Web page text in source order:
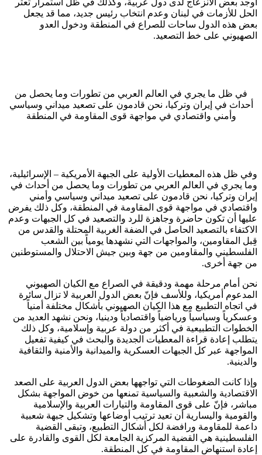
أوجد بعض الانزعاج لدى دول عربية، وكذلك في ظل استمرار تعثّر
الحل للأزمات في لبنان وعدم انتخاب رئيس جديد، مما قد يجعل
بعض هذه الدول ساحات للصراع في المنطقة ودخول العدو
الصهيوني على خط التصعيد.
في ظل ما يجري في العالم العربي من تطورات وما يحصل من
أحداث في إيران وتركيا، نحن قادمون على تصعيد ميداني وسياسي
وأمني واقتصادي في مواجهة قوى المقاومة في المنطقة
وفي ظل هذه المعطيات الأولية على الجبهة الأمريكية – الإسرائيلية،
وما يجري في العالم العربي من تطورات وما يحصل من أحداث في
إيران وتركيا، نحن قادمون على تصعيد ميداني وسياسي وأمني
واقتصادي في مواجهة قوى المقاومة في المنطقة، وكل ذلك يفرض
عليها أن تكون حاضرة وجاهزة للرد والتصعيد في كل الجبهات وعدم
الاكتفاء بالتصعيد الحاصل في الضفة الغربية المحتلة والقدس من
قِبل المقاومين، والمواجهات التي نشهدها يومياً بين الشعب
الفلسطيني والمقاومين من جهة وبين جيش الاحتلال والمستوطنين
من جهة أخرى.
نحن أمام مرحلة مهمة ودقيقة في الصراع مع الكيان الصهيوني
المدعوم أمريكيا، وللأسف فإنّ بعض الدول العربية لا تزال سائرة
في اتجاه التطبيع مع هذا الكيان الصهيوني بأشكال مختلفة أمنياً
وعسكرياً وسياسياً ورياضياً واقتصادياً ودينيا، ونحن نشهد العديد من
الخطوات التطبيعية في أكثر من دولة عربية وإسلامية، وكل ذلك
يتطلب إعادة قراءة المعطيات الجديدة والبحث في كيفية تفعيل
المواجهة عبر كل الجبهات العسكرية والميدانية والأمنية والثقافية
والدينية.
وإذا كانت الضغوطات التي تواجهها بعض الدول العربية على الصعد
الاقتصادية والشعبية والسياسية تمنعها من خوض المواجهة بشكل
مباشر، فإنّ على قوى المقاومة والتيارات العربية والإسلامية
والقومية واليسارية أن تعيد ترتيب أوضاعها وتشكيل جبهة شعبية
داعمة للمقاومة ورافضة لكل أشكال التطبيع، وتبقى القضية
الفلسطينية هي القضية المركزية الجامعة لكل القوى والقادرة على
إعادة استنهاض المقاومة في كل المنطقة.